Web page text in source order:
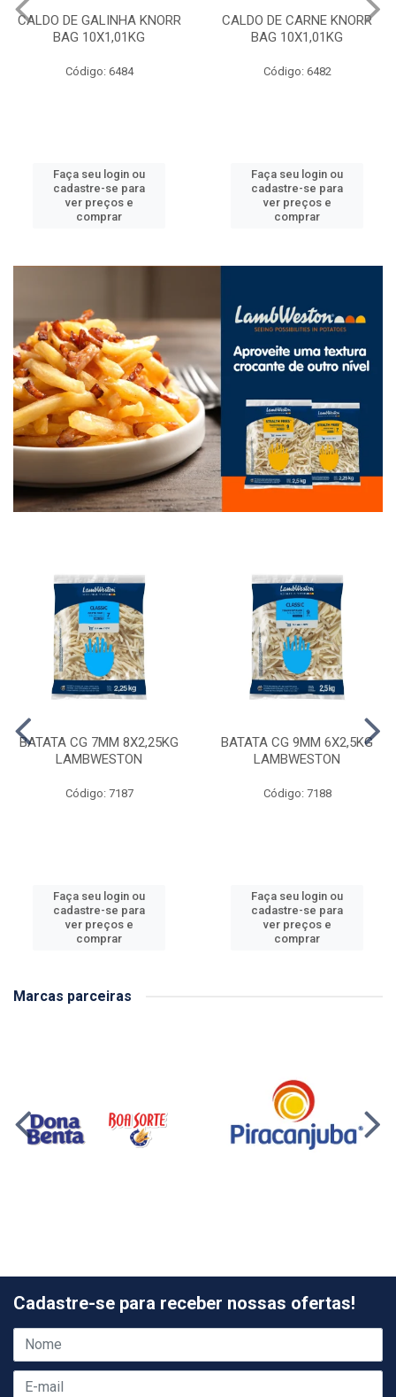
CALDO DE GALINHA KNORR
BAG 10X1,01KG
Código: 6484
Faça seu login ou
cadastre-se para
ver preços e
comprar
CALDO DE CARNE KNORR
BAG 10X1,01KG
Código: 6482
Faça seu login ou
cadastre-se para
ver preços e
comprar
BATATA CG 7MM 8X2,25KG
LAMBWESTON
Código: 7187
Faça seu login ou
cadastre-se para
ver preços e
comprar
BATATA CG 9MM 6X2,5KG
LAMBWESTON
Código: 7188
Faça seu login ou
cadastre-se para
ver preços e
comprar
Marcas parceiras
Cadastre-se para receber nossas ofertas!